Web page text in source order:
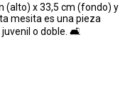
(alto) x 33,5 cm (fondo) y
mesita es una pieza
o doble. 🛋️